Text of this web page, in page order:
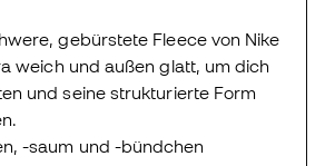
gebürstete Fleece von Nike
weich und außen glatt, um dich
und seine strukturierte Form
-saum und -bündchen